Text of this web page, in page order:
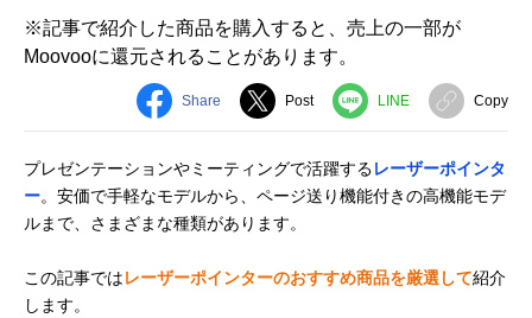
※記事で紹介した商品を購入すると、売上の一部が
Moovooに還元されることがあります。
Share Post LINE Copy
プレゼンテーションやミーティングで活躍するレーザーポインタ
ー。安価で手軽なモデルから、ページ送り機能付きの高機能モデ
ルまで、さまざまな種類があります。
この記事ではレーザーポインターのおすすめ商品を厳選して紹介
します。